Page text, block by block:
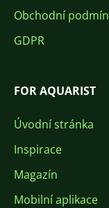
Obchodní
GDPR
FOR AQUARIST
Úvodní stránka
Inspirace
Magazín
Mobilní aplikace